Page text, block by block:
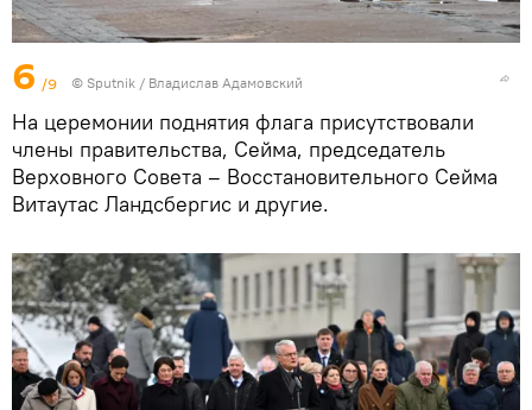
6 /9 © Sputnik / Владислав Адамовский
На церемонии поднятия флага присутствовали
члены правительства, Сейма, председатель
Верховного Совета – Восстановительного Сейма
Витаутас Ландсбергис и другие.